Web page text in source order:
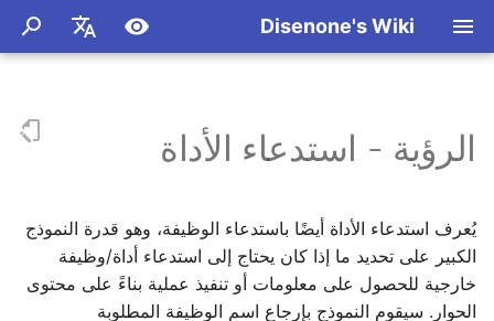
Disenone's Wiki
日本語
Deutsch
ل
C/C++
ملخص معالجة معاملات
C/C++ تحليل برمجة الماكرو
Windows 下的 Memory
Python 杂谈 1 - استكشاف
__builtins__
الأساسيات
UE تقوم بإضافة المكونات
الإضافية من مصدر البرنامج
المساعد
Unity
تكامل بنية الكاميرا من
بناء آلية الشخص الثالث في
Unity (الجزء الثاني)
تحكم شخصيات Unity
وثائق التوضيحية
المفاهيم الأساسية
سير عملية استدعاء الأداة
مثال على استدعاء أداة OpenAI
Get Started
Claude
Gemini
Get Started
حزم
سجل التغييرات
الرؤية - استدعاء الأداة
يُعرف استدعاء الأداة أيضًا باستدعاء الوظيفة، وهو قدرة النموذج
الكبير على تحديد ما إذا كان يحتاج إلى استدعاء أداة/وظيفة
خارجية للحصول على معلومات أو تنفيذ عملية بناءً على محتوى
الحوار. سيقوم النموذج بإرجاع اسم الوظيفة المطلوبة